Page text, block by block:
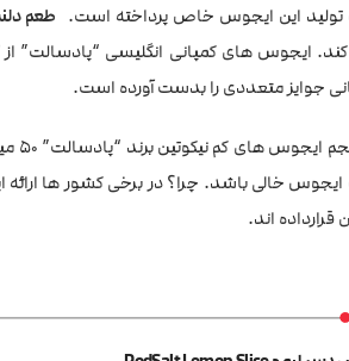
طعم
ایجوس های کمپانی انگلیسی “پادسالت” از
جوایز متعددی را بدست آورده است.
خالی باشد. چرا؟ در برخی کشور ها ارائه
اند.